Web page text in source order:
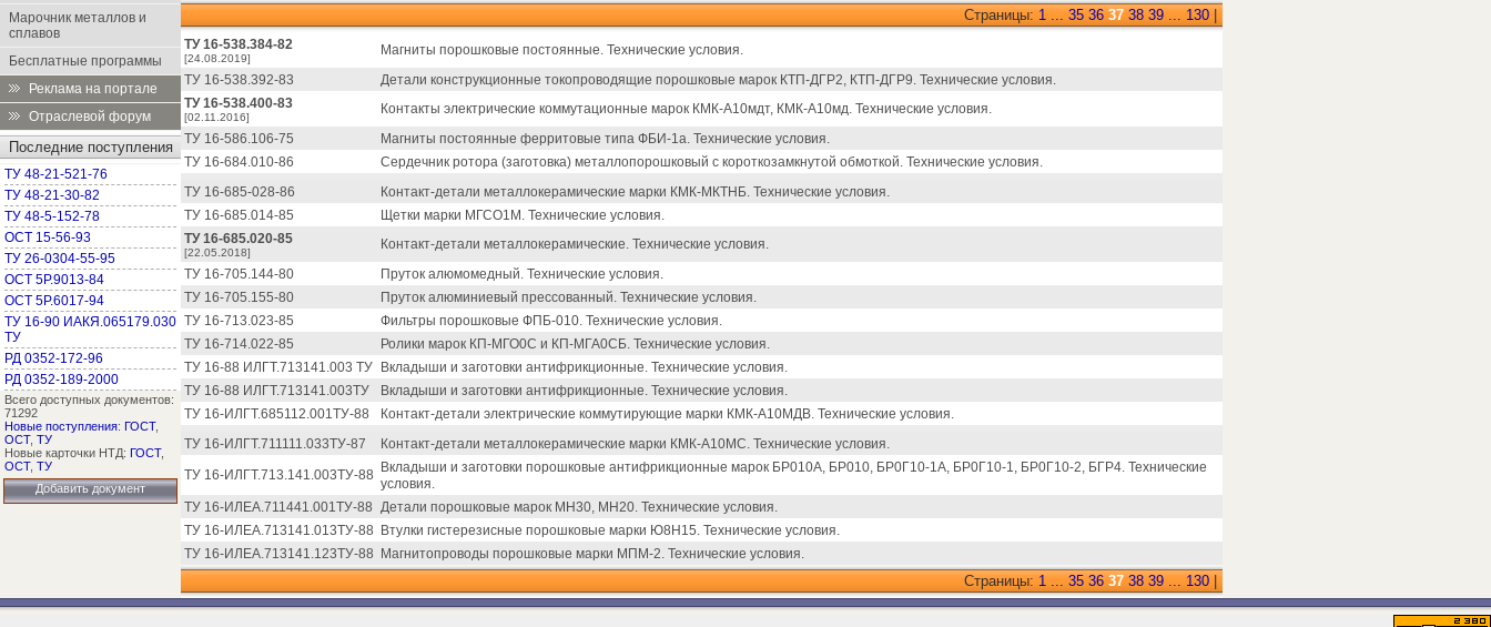
Марочник металлов и
сплавов
Бесплатные программы
Реклама на портале
Отраслевой форум
Последние поступления
ТУ 48-21-521-76
ТУ 48-21-30-82
ТУ 48-5-152-78
ОСТ 15-56-93
ТУ 26-0304-55-95
ОСТ 5Р.9013-84
ОСТ 5Р.6017-94
ТУ 16-90 ИАКЯ.065179.030
ТУ
РД 0352-172-96
РД 0352-189-2000
Всего доступных документов:
71292
Новые поступления: ГОСТ,
ОСТ, ТУ
Новые карточки НТД: ГОСТ,
ОСТ, ТУ
Добавить документ
Страницы: 1 ... 35 36 37 38 39 ... 130
ТУ 16-538.384-82
[24.08.2019]
Магниты порошковые постоянные. Технические условия.
ТУ 16-538.392-83
Детали конструкционные токопроводящие порошковые марок КТП-ДГР2, КТП-ДГР9. Технические условия.
ТУ 16-538.400-83
[02.11.2016]
Контакты электрические коммутационные марок КМК-А10мдт, КМК-А10мд. Технические условия.
ТУ 16-586.106-75
Магниты постоянные ферритовые типа ФБИ-1а. Технические условия.
ТУ 16-684.010-86
Сердечник ротора (заготовка) металлопорошковый с короткозамкнутой обмоткой. Технические условия.
ТУ 16-685-028-86
Контакт-детали металлокерамические марки КМК-МКТНБ. Технические условия.
ТУ 16-685.014-85
Щетки марки МГСО1М. Технические условия.
ТУ 16-685.020-85
[22.05.2018]
Контакт-детали металлокерамические. Технические условия.
ТУ 16-705.144-80
Пруток алюмомедный. Технические условия.
ТУ 16-705.155-80
Пруток алюминиевый прессованный. Технические условия.
ТУ 16-713.023-85
Фильтры порошковые ФПБ-010. Технические условия.
ТУ 16-714.022-85
Ролики марок КП-МГО0С и КП-МГА0СБ. Технические условия.
ТУ 16-88 ИЛГТ.713141.003 ТУ
Вкладыши и заготовки антифрикционные. Технические условия.
ТУ 16-88 ИЛГТ.713141.003ТУ
Вкладыши и заготовки антифрикционные. Технические условия.
ТУ 16-ИЛГТ.685112.001ТУ-88
Контакт-детали электрические коммутирующие марки КМК-А10МДВ. Технические условия.
ТУ 16-ИЛГТ.711111.033ТУ-87
Контакт-детали металлокерамические марки КМК-А10МС. Технические условия.
ТУ 16-ИЛГТ.713.141.003ТУ-88
Вкладыши и заготовки порошковые антифрикционные марок БР010А, БР010, БР0Г10-1А, БР0Г10-1, БР0Г10-2, БГР4. Технические
условия.
ТУ 16-ИЛЕА.711441.001ТУ-88 Детали порошковые марок МН30, МН20. Технические условия.
ТУ 16-ИЛЕА.713141.013ТУ-88
Втулки гистерезисные порошковые марки Ю8Н15. Технические условия.
ТУ 16-ИЛЕА.713141.123ТУ-88
Магнитопроводы порошковые марки МПМ-2. Технические условия.
Страницы: 1 ... 35 36 37 38 39 ... 130